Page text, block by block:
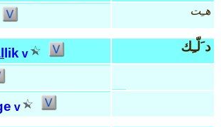
هـِت
lik v د َلّـِك
v